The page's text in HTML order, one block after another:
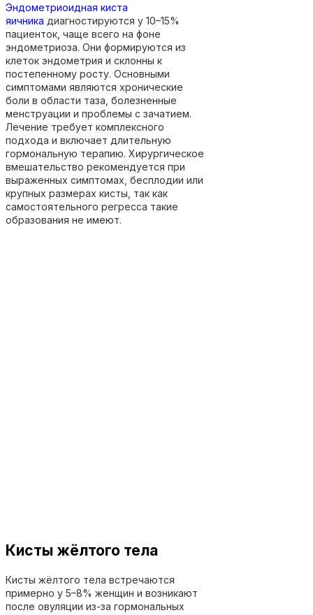
Эндометриоидная киста
яичника диагностируются у 10–15%
пациенток, чаще всего на фоне
эндометриоза. Они формируются из
клеток эндометрия и склонны к
постепенному росту. Основными
симптомами являются хронические
боли в области таза, болезненные
менструации и проблемы с зачатием.
Лечение требует комплексного
подхода и включает длительную
гормональную терапию. Хирургическое
вмешательство рекомендуется при
выраженных симптомах, бесплодии или
крупных размерах кисты, так как
самостоятельного регресса такие
образования не имеют.
Кисты жёлтого тела
Кисты жёлтого тела встречаются
примерно у 5–8% женщин и возникают
после овуляции из-за гормональных